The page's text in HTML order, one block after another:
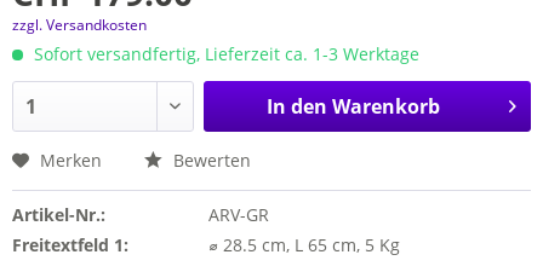
zzgl. Versandkosten
Sofort versandfertig, Lieferzeit ca. 1-3 Werktage
In den Warenkorb
Merken Bewerten
Artikel-Nr.:
ARV-GR
Freitextfeld 1:
⌀ 28.5 cm, L 65 cm, 5 Kg